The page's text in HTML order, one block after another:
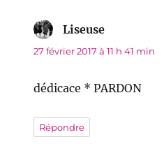
Liseuse
27 février 2017 à 11 h 41 min
dédicace * PARDON
Répondre